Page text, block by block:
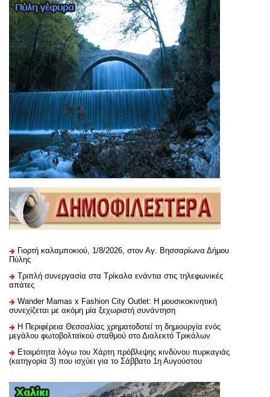
Γιορτή καλαμποκιού, 1/8/2026, στον Αγ. Βησσαρίωνα Δήμου
Πύλης
Τριπλή συνεργασία στα Τρίκαλα ενάντια στις τηλεφωνικές
απάτες
Wander Mamas x Fashion City Outlet: Η μουσικοκινητική
συνεχίζεται με ακόμη μία ξεχωριστή συνάντηση
H Περιφέρεια Θεσσαλίας χρηματοδοτεί τη δημιουργία ενός
μεγάλου φωτοβολταϊκού σταθμού στο Διαλεκτό Τρικάλων
Ετοιμότητα λόγω του Χάρτη πρόβλεψης κινδύνου πυρκαγιάς
(κατηγορία 3) που ισχύει για το Σάββατο 1η Αυγούστου